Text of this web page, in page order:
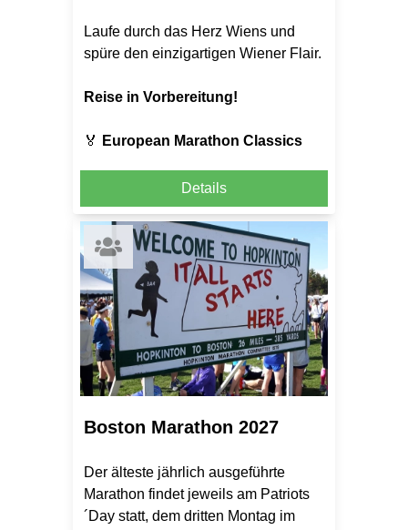
Laufe durch das Herz Wiens und
spüre den einzigartigen Wiener Flair.
Reise in Vorbereitung!
🏅 European Marathon Classics
Details
Boston Marathon 2027
Der älteste jährlich ausgeführte
Marathon findet jeweils am Patriots
´Day statt, dem dritten Montag im